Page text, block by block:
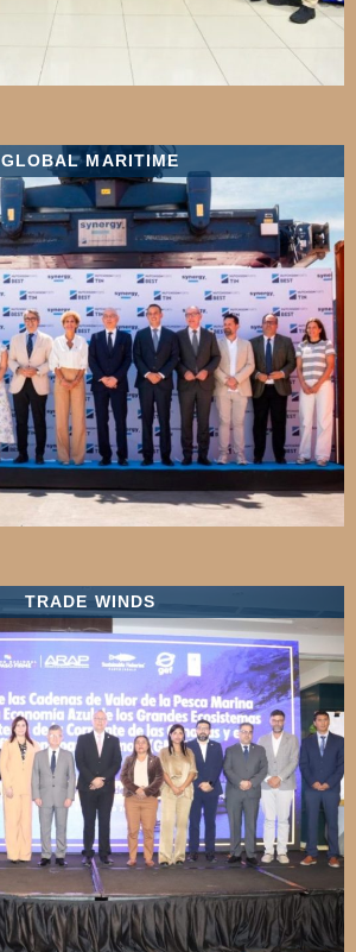
GLOBAL MARITIME
TRADE WINDS